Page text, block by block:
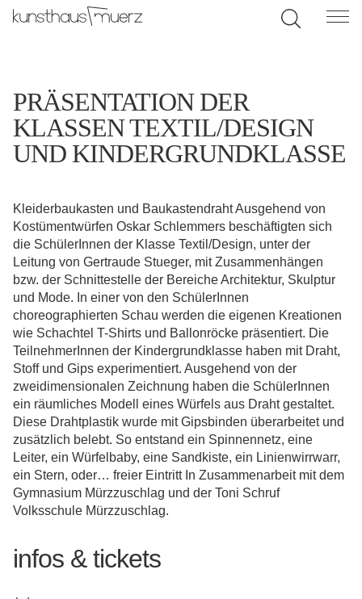
PRÄSENTATION DER
KLASSEN TEXTIL/DESIGN
UND KINDERGRUNDKLASSE
Kleiderbaukasten und Baukastendraht Ausgehend von
Kostümentwürfen Oskar Schlemmers beschäftigten sich
die SchülerInnen der Klasse Textil/Design, unter der
Leitung von Gertraude Stueger, mit Zusammenhängen
bzw. der Schnittestelle der Bereiche Architektur, Skulptur
und Mode. In einer von den SchülerInnen
choreographierten Schau werden die eigenen Kreationen
wie Schachtel T-Shirts und Ballonröcke präsentiert. Die
TeilnehmerInnen der Kindergrundklasse haben mit Draht,
Stoff und Gips experimentiert. Ausgehend von der
zweidimensionalen Zeichnung haben die SchülerInnen
ein räumliches Modell eines Würfels aus Draht gestaltet.
Diese Drahtplastik wurde mit Gipsbinden überarbeitet und
zusätzlich belebt. So entstand ein Spinnennetz, eine
Leiter, ein Würfelbaby, eine Sandkiste, ein Linienwirrwarr,
ein Stern, oder… freier Eintritt In Zusammenarbeit mit dem
Gymnasium Mürzzuschlag und der Toni Schruf
Volksschule Mürzzuschlag.
infos & tickets